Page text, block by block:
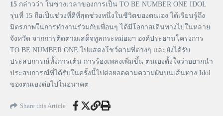
15 กล่าวว่า ในช่วงเวลาของการเป็น TO BE NUMBER ONE IDOL
รุ่นที่ 15 ถือเป็นช่วงที่ดีที่สุดช่วงหนึ่งในชีวิตของตนเอง ได้เรียนรู้ถึง
มิตรภาพในการทำงานร่วมกับเพื่อนๆ ได้มีโอกาสเดินทางไปในหลาย
จังหวัด จากการติดตามเสด็จทูลกระหม่อมฯ องค์ประธานโครงการ
TO BE NUMBER ONE ไปแสดงโชว์ตามที่ต่างๆ และยังได้รับ
ประสบการณ์ทั้งการเต้น การร้องเพลงเพิ่มขึ้น ตนเองตั้งใจว่าอยากนำ
ประสบการณ์ที่ได้รับในครั้งนี้ไปต่อยอดตามความฝันบนเส้นทาง Idol
ของตนเองต่อไปในอนาคต
Share this Article